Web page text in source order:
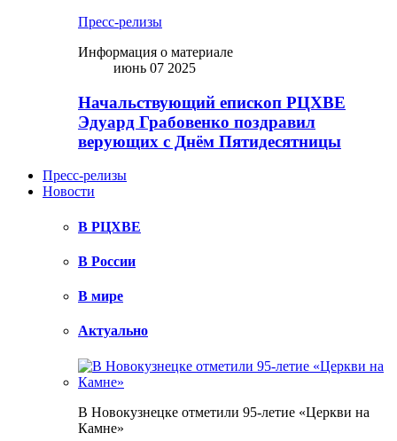
Пресс-релизы
Информация о материале
июнь 07 2025
Начальствующий епископ РЦХВЕ
Эдуард Грабовенко поздравил
верующих с Днём Пятидесятницы
Пресс-релизы
Новости
В РЦХВЕ
В России
В мире
Актуально
В Новокузнецке отметили 95-летие «Церкви на
Камне»